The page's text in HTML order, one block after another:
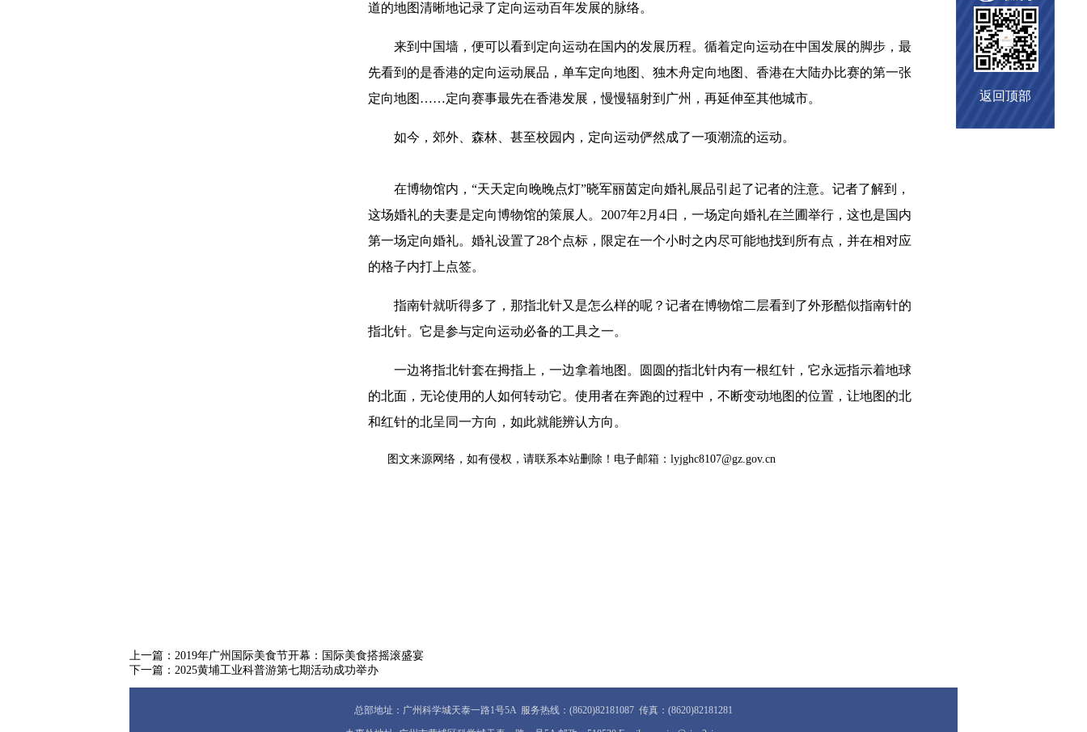
道的地图清晰地记录了定向运动百年发展的脉络。
来到中国墙，便可以看到定向运动在国内的发展历程。循着定向运动在中国发展的脚步，最
先看到的是香港的定向运动展品，单车定向地图、独木舟定向地图、香港在大陆办比赛的第一张
定向地图……定向赛事最先在香港发展，慢慢辐射到广州，再延伸至其他城市。
如今，郊外、森林、甚至校园内，定向运动俨然成了一项潮流的运动。
在博物馆内，“天天定向晚晚点灯”晓军丽茵定向婚礼展品引起了记者的注意。记者了解到，
这场婚礼的夫妻是定向博物馆的策展人。2007年2月4日，一场定向婚礼在兰圃举行，这也是国内
第一场定向婚礼。婚礼设置了28个点标，限定在一个小时之内尽可能地找到所有点，并在相对应
的格子内打上点签。
指南针就听得多了，那指北针又是怎么样的呢？记者在博物馆二层看到了外形酷似指南针的
指北针。它是参与定向运动必备的工具之一。
一边将指北针套在拇指上，一边拿着地图。圆圆的指北针内有一根红针，它永远指示着地球
的北面，无论使用的人如何转动它。使用者在奔跑的过程中，不断变动地图的位置，让地图的北
和红针的北呈同一方向，如此就能辨认方向。
图文来源网络，如有侵权，请联系本站删除！电子邮箱：lyjghc8107@gz.gov.cn
上一篇： 2019年广州国际美食节开幕：国际美食搭摇滚盛宴
下一篇： 2025黄埔工业科普游第七期活动成功举办
返回顶部
总部地址：广州科学城天泰一路1号5A 服务热线：(8620)82181087 传真：(8620)82181281